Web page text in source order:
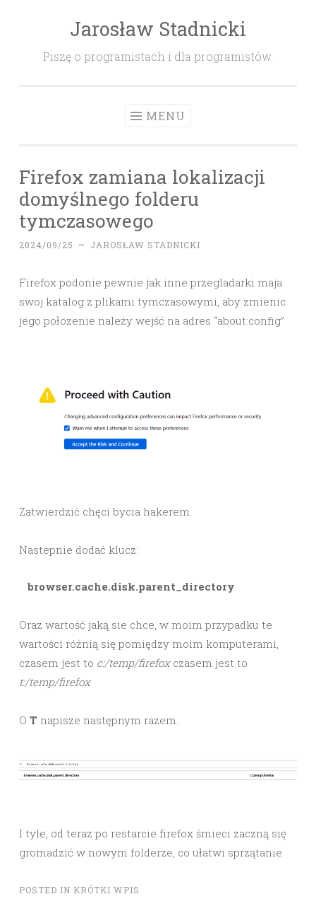
Jarosław Stadnicki
Piszę o programistach i dla programistów.
MENU
Firefox zamiana lokalizacji
domyślnego folderu
tymczasowego
2024/09/25 ~ JAROSŁAW STADNICKI
Firefox podonie pewnie jak inne przegladarki maja
swoj katalog z plikami tymczasowymi, aby zmienic
jego połozenie należy wejść na adres “about:config”
Zatwierdzić chęci bycia hakerem.
Nastepnie dodać klucz:
   browser.cache.disk.parent_directory
Oraz wartość jaką sie chce, w moim przypadku te
wartości różnią się pomiędzy moim komputerami,
czasem jest to c:/temp/firefoxczasem jest to
t:/temp/firefox
O T napisze następnym razem.
I tyle, od teraz po restarcie firefox śmieci zaczną się
gromadzić w nowym folderze, co ułatwi sprzątanie
POSTED IN KRÓTKI WPIS